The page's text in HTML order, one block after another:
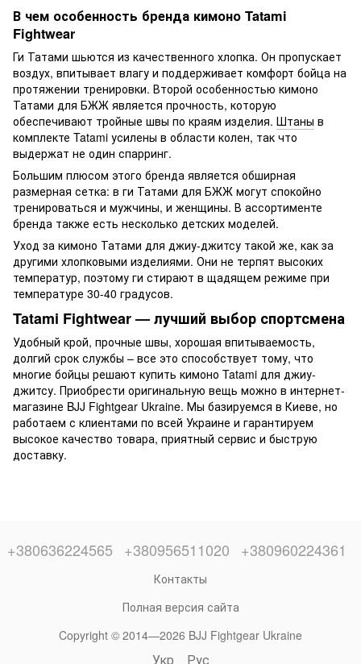
В чем особенность бренда кимоно Tatami
Fightwear
Ги Татами шьются из качественного хлопка. Он пропускает
воздух, впитывает влагу и поддерживает комфорт бойца на
протяжении тренировки. Второй особенностью кимоно
Татами для БЖЖ является прочность, которую
обеспечивают тройные швы по краям изделия. Штаны в
комплекте Tatami усилены в области колен, так что
выдержат не один спарринг.
Большим плюсом этого бренда является обширная
размерная сетка: в ги Татами для БЖЖ могут спокойно
тренироваться и мужчины, и женщины. В ассортименте
бренда также есть несколько детских моделей.
Уход за кимоно Татами для джиу-джитсу такой же, как за
другими хлопковыми изделиями. Они не терпят высоких
температур, поэтому ги стирают в щадящем режиме при
температуре 30-40 градусов.
Tatami Fightwear — лучший выбор спортсмена
Удобный крой, прочные швы, хорошая впитываемость,
долгий срок службы – все это способствует тому, что
многие бойцы решают купить кимоно Tatami для джиу-
джитсу. Приобрести оригинальную вещь можно в интернет-
магазине BJJ Fightgear Ukraine. Мы базируемся в Киеве, но
работаем с клиентами по всей Украине и гарантируем
высокое качество товара, приятный сервис и быструю
доставку.
+380636224565 +380956511020 +380960224361
Контакты
Полная версия сайта
Copyright © 2014—2026 BJJ Fightgear Ukraine
Укр Рус